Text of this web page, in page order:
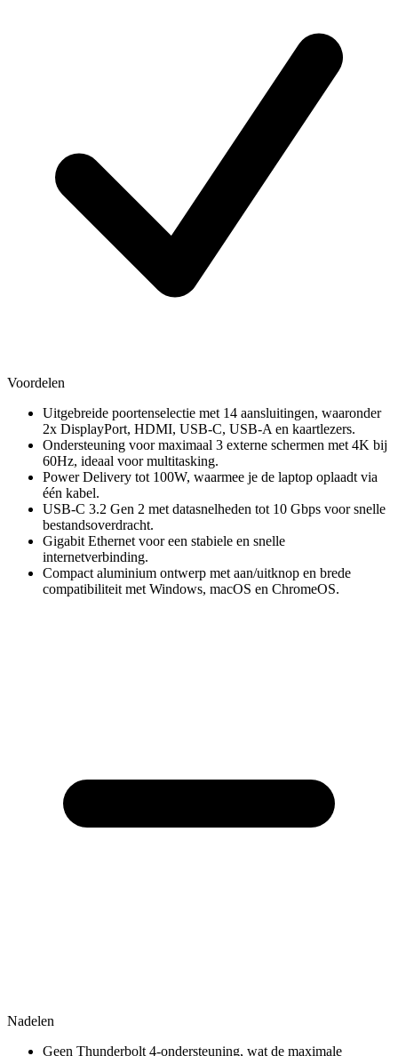
Voordelen
Uitgebreide poortenselectie met 14 aansluitingen, waaronder
2x DisplayPort, HDMI, USB-C, USB-A en kaartlezers.
Ondersteuning voor maximaal 3 externe schermen met 4K bij
60Hz, ideaal voor multitasking.
Power Delivery tot 100W, waarmee je de laptop oplaadt via
één kabel.
USB-C 3.2 Gen 2 met datasnelheden tot 10 Gbps voor snelle
bestandsoverdracht.
Gigabit Ethernet voor een stabiele en snelle
internetverbinding.
Compact aluminium ontwerp met aan/uitknop en brede
compatibiliteit met Windows, macOS en ChromeOS.
Nadelen
Geen Thunderbolt 4-ondersteuning, wat de maximale